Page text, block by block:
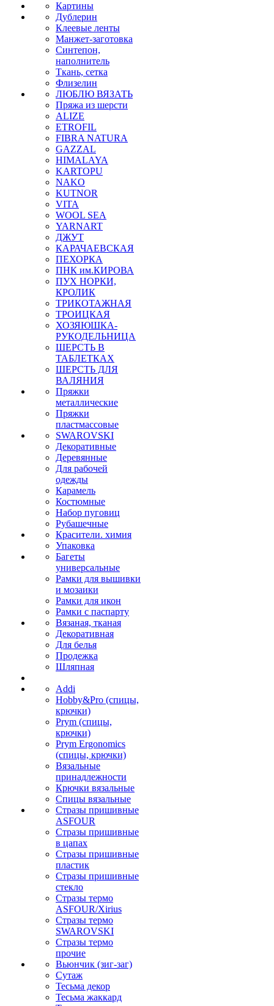
Картины
Дублерин
Клеевые ленты
Манжет-заготовка
Синтепон,
наполнитель
Ткань, сетка
Флизелин
ЛЮБЛЮ ВЯЗАТЬ
Пряжа из шерсти
ALIZE
ETROFIL
FIBRA NATURA
GAZZAL
HIMALAYA
KARTOPU
NAKO
KUTNOR
VITA
WOOL SEA
YARNART
ДЖУТ
КАРАЧАЕВСКАЯ
ПЕХОРКА
ПНК им.КИРОВА
ПУХ НОРКИ,
КРОЛИК
ТРИКОТАЖНАЯ
ТРОИЦКАЯ
ХОЗЯЮШКА-
РУКОДЕЛЬНИЦА
ШЕРСТЬ В
ТАБЛЕТКАХ
ШЕРСТЬ ДЛЯ
ВАЛЯНИЯ
Пряжки
металлические
Пряжки
пластмассовые
SWAROVSKI
Декоративные
Деревянные
Для рабочей
одежды
Карамель
Костюмные
Набор пуговиц
Рубашечные
Красители. химия
Упаковка
Багеты
универсальные
Рамки для вышивки
и мозаики
Рамки для икон
Рамки с паспарту
Вязаная, тканая
Декоративная
Для белья
Продежка
Шляпная
Addi
Hobby&Pro (спицы,
крючки)
Prym (спицы,
крючки)
Prym Ergonomics
(спицы, крючки)
Вязальные
принадлежности
Крючки вязальные
Спицы вязальные
Стразы пришивные
ASFOUR
Стразы пришивные
в цапах
Стразы пришивные
пластик
Стразы пришивные
стекло
Стразы термо
ASFOUR/Xirius
Стразы термо
SWAROVSKI
Стразы термо
прочие
Вьюнчик (зиг-заг)
Сутаж
Тесьма декор
Тесьма жаккард